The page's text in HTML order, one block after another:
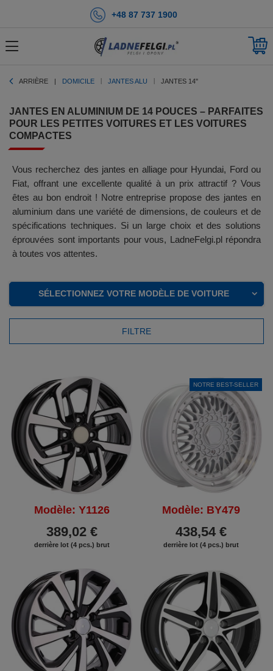
+48 87 737 1900
ARRIÈRE DOMICILE JANTES ALU JANTES 14''
JANTES EN ALUMINIUM DE 14 POUCES – PARFAITES
POUR LES PETITES VOITURES ET LES VOITURES
COMPACTES
Vous recherchez des jantes en alliage pour Hyundai, Ford ou
Fiat, offrant une excellente qualité à un prix attractif ? Vous
êtes au bon endroit ! Notre entreprise propose des jantes en
aluminium dans une variété de dimensions, de couleurs et de
spécifications techniques. Si un large choix et des solutions
éprouvées sont importants pour vous, LadneFelgi.pl répondra
à toutes vos attentes.
SÉLECTIONNEZ VOTRE MODÈLE DE VOITURE
FILTRE
Modèle: Y1126
389,02 €
derrière lot (4 pcs.) brut
NOTRE BEST-SELLER
Modèle: BY479
438,54 €
derrière lot (4 pcs.) brut